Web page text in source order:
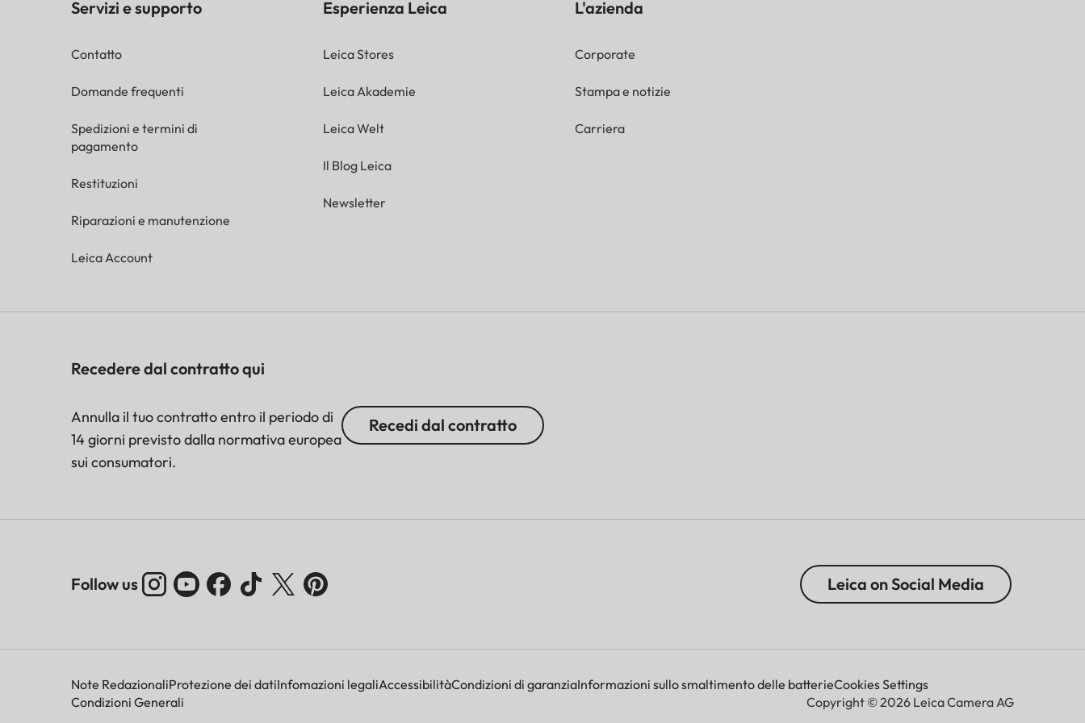
Servizi e supporto
Contatto
Domande frequenti
Spedizioni e termini di
pagamento
Restituzioni
Riparazioni e manutenzione
Leica Account
Esperienza Leica
Leica Stores
Leica Akademie
Leica Welt
Il Blog Leica
Newsletter
L'azienda
Corporate
Stampa e notizie
Carriera
Recedere dal contratto qui
Annulla il tuo contratto entro il periodo di
14 giorni previsto dalla normativa europea
sui consumatori.
Recedi dal contratto
Follow us Leica on Social Media
Note RedazionaliProtezione dei datiInfomazioni legaliAccessibilitàCondizioni di garanziaInformazioni sullo smaltimento delle batterieCookies Settings
Condizioni Generali
Copyright © 2026 Leica Camera AG